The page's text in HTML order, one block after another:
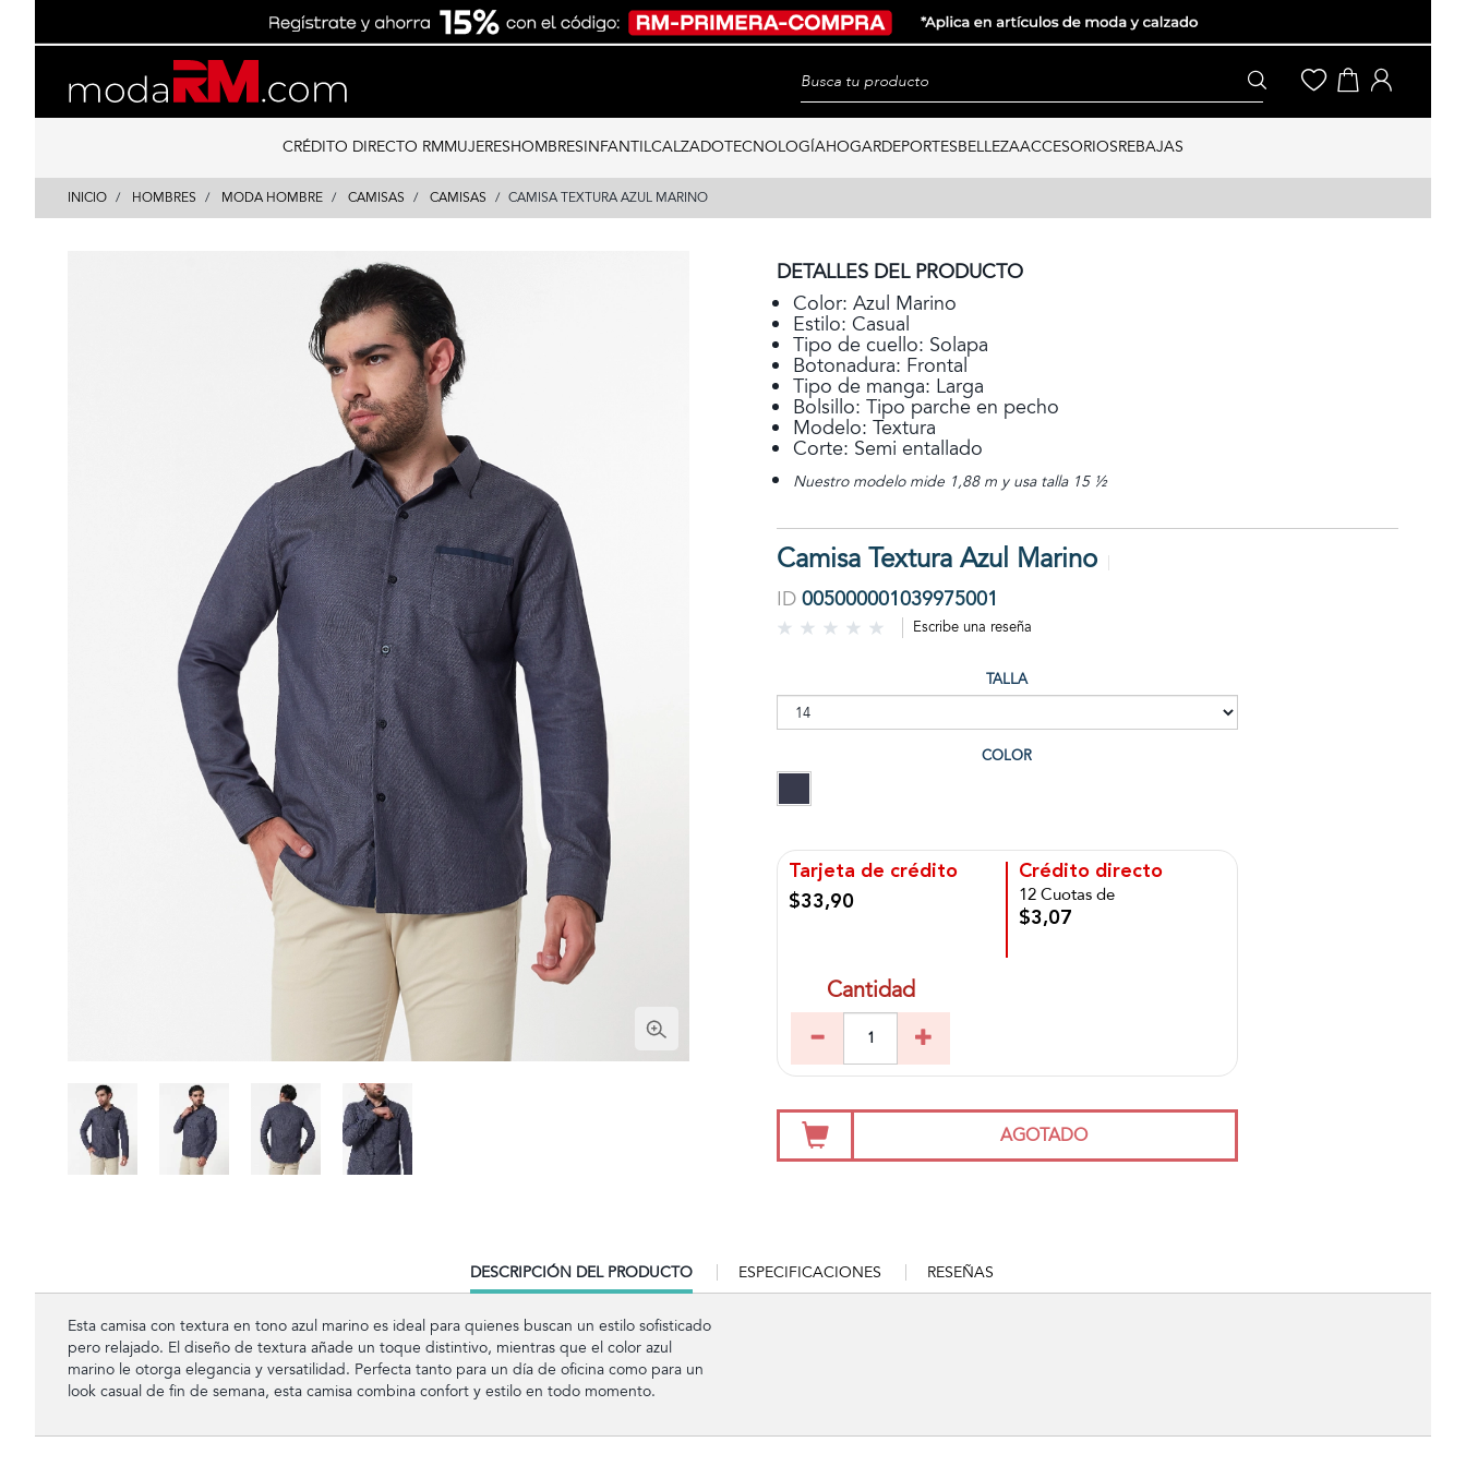
content
navigation
CRÉDITO DIRECTO RMMUJERESHOMBRESINFANTILCALZADOTECNOLOGÍAHOGARDEPORTESBELLEZAACCESORIOSREBAJAS
INICIO HOMBRES MODA HOMBRE CAMISAS CAMISAS CAMISA TEXTURA AZUL MARINO
DETALLES DEL PRODUCTO
Color: Azul Marino
Estilo: Casual
Tipo de cuello: Solapa
Botonadura: Frontal
Tipo de manga: Larga
Bolsillo: Tipo parche en pecho
Modelo: Textura
Corte: Semi entallado
Nuestro modelo mide 1,88 m y usa talla 15 ½
Camisa Textura Azul Marino
ID 005000001039975001
Escribe una reseña
TALLA
COLOR
Tarjeta de crédito
$33,90
Crédito directo
12 Cuotas de
$3,07
Cantidad
AGOTADO
CURRENT
TAB:
DESCRIPCIÓN DEL PRODUCTO ESPECIFICACIONES RESEÑAS
Esta camisa con textura en tono azul marino es ideal para quienes buscan un estilo sofisticado
pero relajado. El diseño de textura añade un toque distintivo, mientras que el color azul
marino le otorga elegancia y versatilidad. Perfecta tanto para un día de oficina como para un
look casual de fin de semana, esta camisa combina confort y estilo en todo momento.